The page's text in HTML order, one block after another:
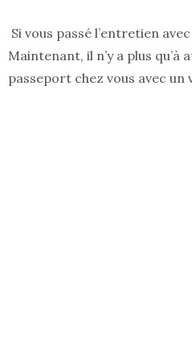
Si vous passé l’entretien
Maintenant, il n’y a plus
passeport chez vous avec un